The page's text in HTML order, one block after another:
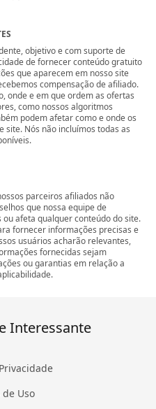
objetivo e com suporte de
de fornecer conteúdo gratuito
que aparecem em nosso site
compensação de afiliado.
onde e em que ordem as ofertas
como nossos algoritmos
podem afetar como e onde os
site. Nós não incluímos todas as
parceiros afiliados não
que nossa equipe de
afeta qualquer conteúdo do site.
fornecer informações precisas e
usuários acharão relevantes,
fornecidas sejam
ou garantias em relação a
Interessante
Uso